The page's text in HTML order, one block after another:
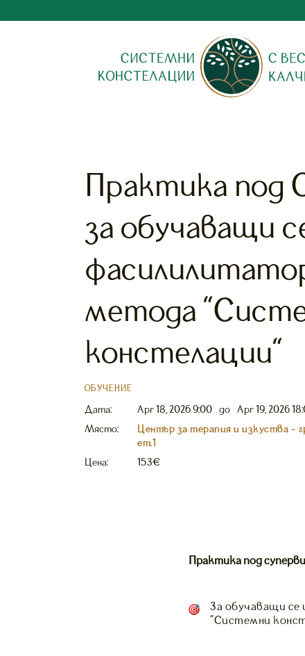
Практика под
за обучаващи
метода
констелации"
ОБУЧЕНИЕ
Дата: Apr 18, 2026 9:00 до
Apr 19, 2026
Място:
Център за терапия и изкуства -
ет.1
Цена:
153€
Практика под
За обучаващи
"Системни